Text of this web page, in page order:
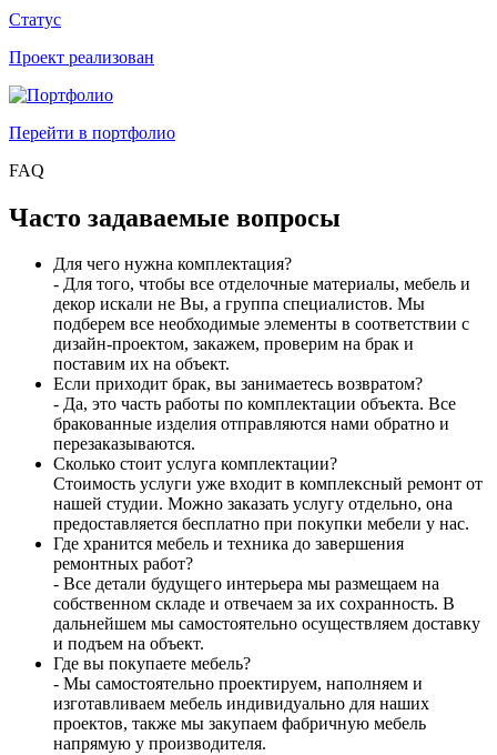
Статус
Проект реализован
Перейти в портфолио
FAQ
Часто задаваемые вопросы
Для чего нужна комплектация?
- Для того, чтобы все отделочные материалы, мебель и
декор искали не Вы, а группа специалистов. Мы
подберем все необходимые элементы в соответствии с
дизайн-проектом, закажем, проверим на брак и
поставим их на объект.
Если приходит брак, вы занимаетесь возвратом?
- Да, это часть работы по комплектации объекта. Все
бракованные изделия отправляются нами обратно и
перезаказываются.
Сколько стоит услуга комплектации?
Стоимость услуги уже входит в комплексный ремонт от
нашей студии. Можно заказать услугу отдельно, она
предоставляется бесплатно при покупки мебели у нас.
Где хранится мебель и техника до завершения
ремонтных работ?
- Все детали будущего интерьера мы размещаем на
собственном складе и отвечаем за их сохранность. В
дальнейшем мы самостоятельно осуществляем доставку
и подъем на объект.
Где вы покупаете мебель?
- Мы самостоятельно проектируем, наполняем и
изготавливаем мебель индивидуально для наших
проектов, также мы закупаем фабричную мебель
напрямую у производителя.